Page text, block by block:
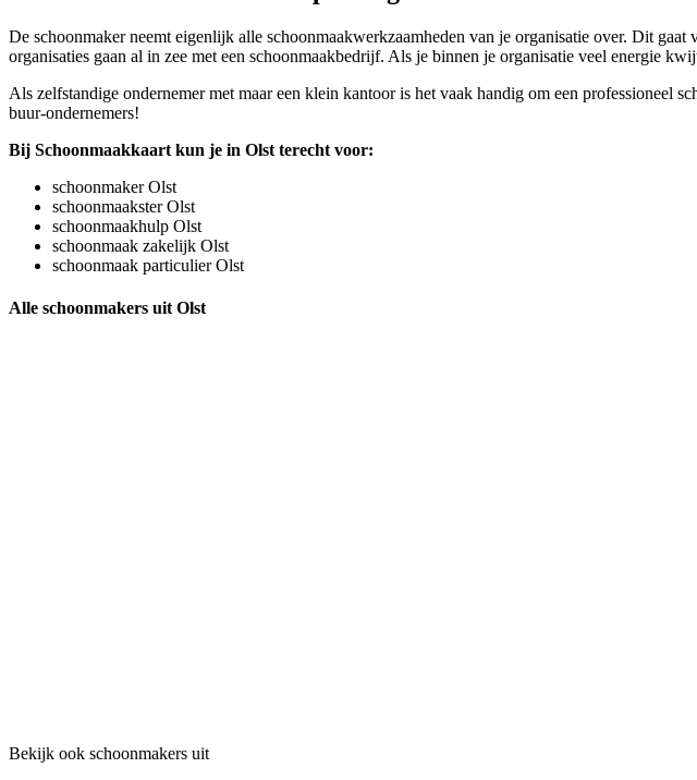
De schoonmaker neemt eigenlijk alle schoonmaakwerkzaamheden van je organisatie over. Dit
organisaties gaan al in zee met een schoonmaakbedrijf. Als je binnen je organisatie veel energie
Als zelfstandige ondernemer met maar een klein kantoor is het vaak handig om een professioneel
buur-ondernemers!
Bij Schoonmaakkaart kun je in Olst terecht voor:
schoonmaker Olst
schoonmaakster Olst
schoonmaakhulp Olst
schoonmaak zakelijk Olst
schoonmaak particulier Olst
Alle schoonmakers uit Olst
Bekijk ook schoonmakers uit